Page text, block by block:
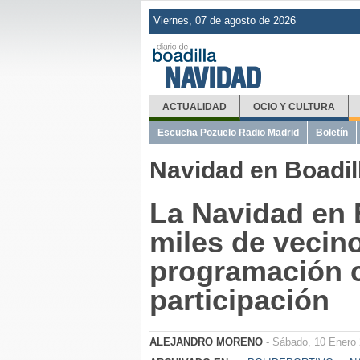
NAVIDAD
Viernes, 07 de agosto de 2026
ACTUALIDAD OCIO Y CULTURA
Escucha Pozuelo Radio Madrid Boletín
Navidad en
La Navidad en
miles de
programación
participación
ALEJANDRO MORENO - Sábado, 10 Enero